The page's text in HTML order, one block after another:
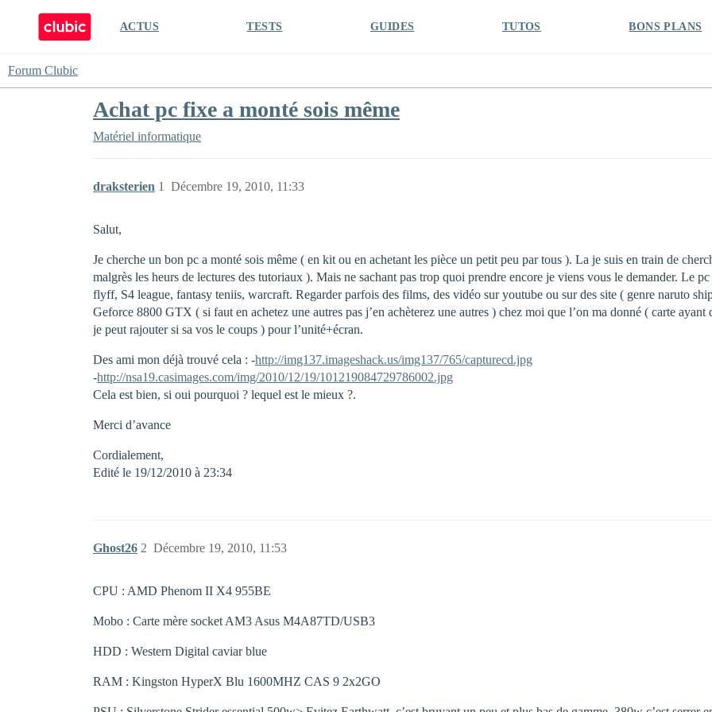
ACTUS TESTS GUIDES TUTOS BONS PLANS
Forum Clubic
Achat pc fixe a monté sois même
Matériel informatique
draksterien Décembre 19, 2010, 11:33
1
Salut,
Je cherche un bon pc a monté sois même ( en kit ou en achetant les pièce un petit peu par tous ). La je suis en train de
malgrès les heurs de lectures des tutoriaux ). Mais ne sachant pas trop quoi prendre encore je viens vous le demander. Le
flyff, S4 league, fantasy teniis, warcraft. Regarder parfois des films, des vidéo sur youtube ou sur des site ( genre naruto
Geforce 8800 GTX ( si faut en achetez une autres pas j’en achèterez une autres ) chez moi que l’on ma donné ( carte
je peut rajouter si sa vos le coups ) pour l’unité+écran.
Des ami mon déjà trouvé cela : -http://img137.imageshack.us/img137/765/capturecd.jpg
-http://nsa19.casimages.com/img/2010/12/19/101219084729786002.jpg
Cela est bien, si oui pourquoi ? lequel est le mieux ?.
Merci d’avance
Cordialement,
Edité le 19/12/2010 à 23:34
Ghost26 Décembre 19, 2010, 11:53
2
CPU : AMD Phenom II X4 955BE
Mobo : Carte mère socket AM3 Asus M4A87TD/USB3
HDD : Western Digital caviar blue
RAM : Kingston HyperX Blu 1600MHZ CAS 9 2x2GO